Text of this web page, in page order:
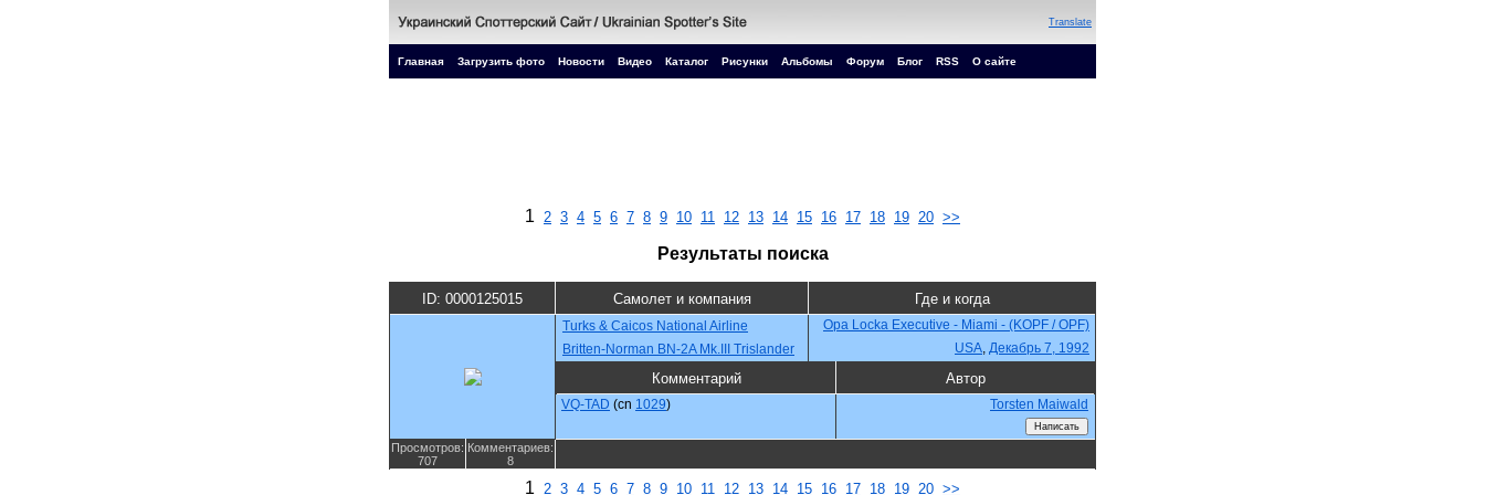
Translate
Главная Загрузить фото Новости Видео Каталог Рисунки Альбомы Форум Блог RSS О сайте
1 2 3 4 5 6 7 8 9 10 11 12 13 14 15 16 17 18 19 20 >>
Результаты поиска
ID: 0000125015 Самолет и компания Где и когда
Turks & Caicos National Airline
Opa Locka Executive - Miami - (KOPF / OPF)
Britten-Norman BN-2A Mk.III Trislander
USA, Декабрь 7, 1992
Комментарий Автор
VQ-TAD (cn 1029) Torsten Maiwald
Просмотров:
707
Комментариев:
8
1 2 3 4 5 6 7 8 9 10 11 12 13 14 15 16 17 18 19 20 >>